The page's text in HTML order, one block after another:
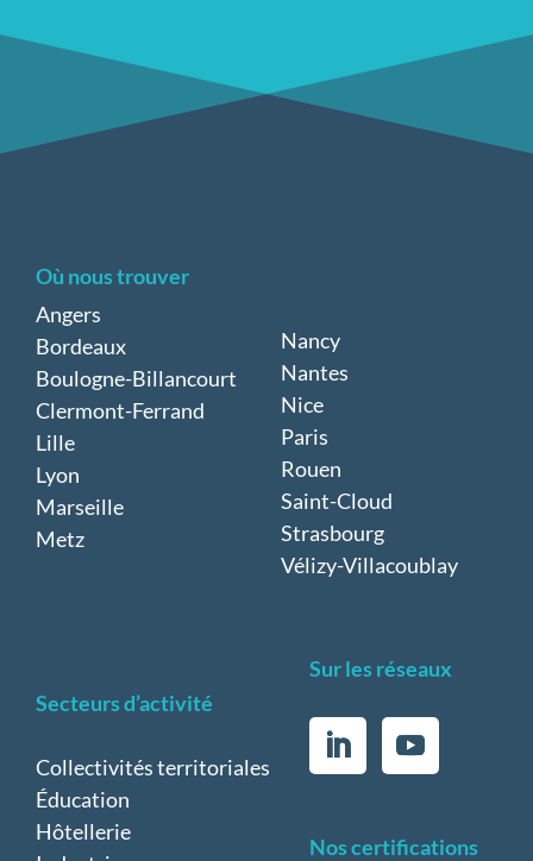
Où nous trouver
Angers
Bordeaux
Boulogne-Billancourt
Clermont-Ferrand
Lille
Lyon
Marseille
Metz
Nancy
Nantes
Nice
Paris
Rouen
Saint-Cloud
Strasbourg
Vélizy-Villacoublay
Secteurs d’activité
Collectivités territoriales
Éducation
Hôtellerie
Sur les réseaux
Nos certifications